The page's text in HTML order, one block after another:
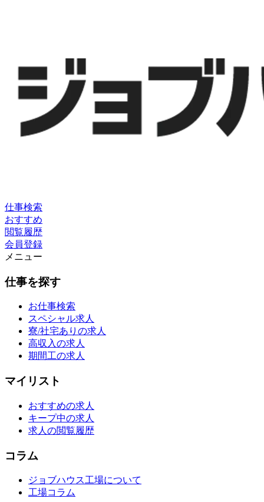
仕事検索
おすすめ
閲覧履歴
会員登録
メニュー
仕事を探す
お仕事検索
スペシャル求人
寮/社宅ありの求人
高収入の求人
期間工の求人
マイリスト
おすすめの求人
キープ中の求人
求人の閲覧履歴
コラム
ジョブハウス工場について
工場コラム